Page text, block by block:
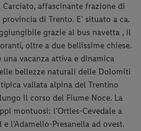
affascinante frazione di
di Trento. E' situato a ca.
grazie al bus navetta , il
oltre a due bellissime chiese.
vacanza attiva e dinamica
bellezze naturali delle Dolomiti
vallata alpina del Trentino
il corso del Fiume Noce. La
montuosi: l’Ortles-Cevedale a
l’Adamello-Presanella ad ovest.